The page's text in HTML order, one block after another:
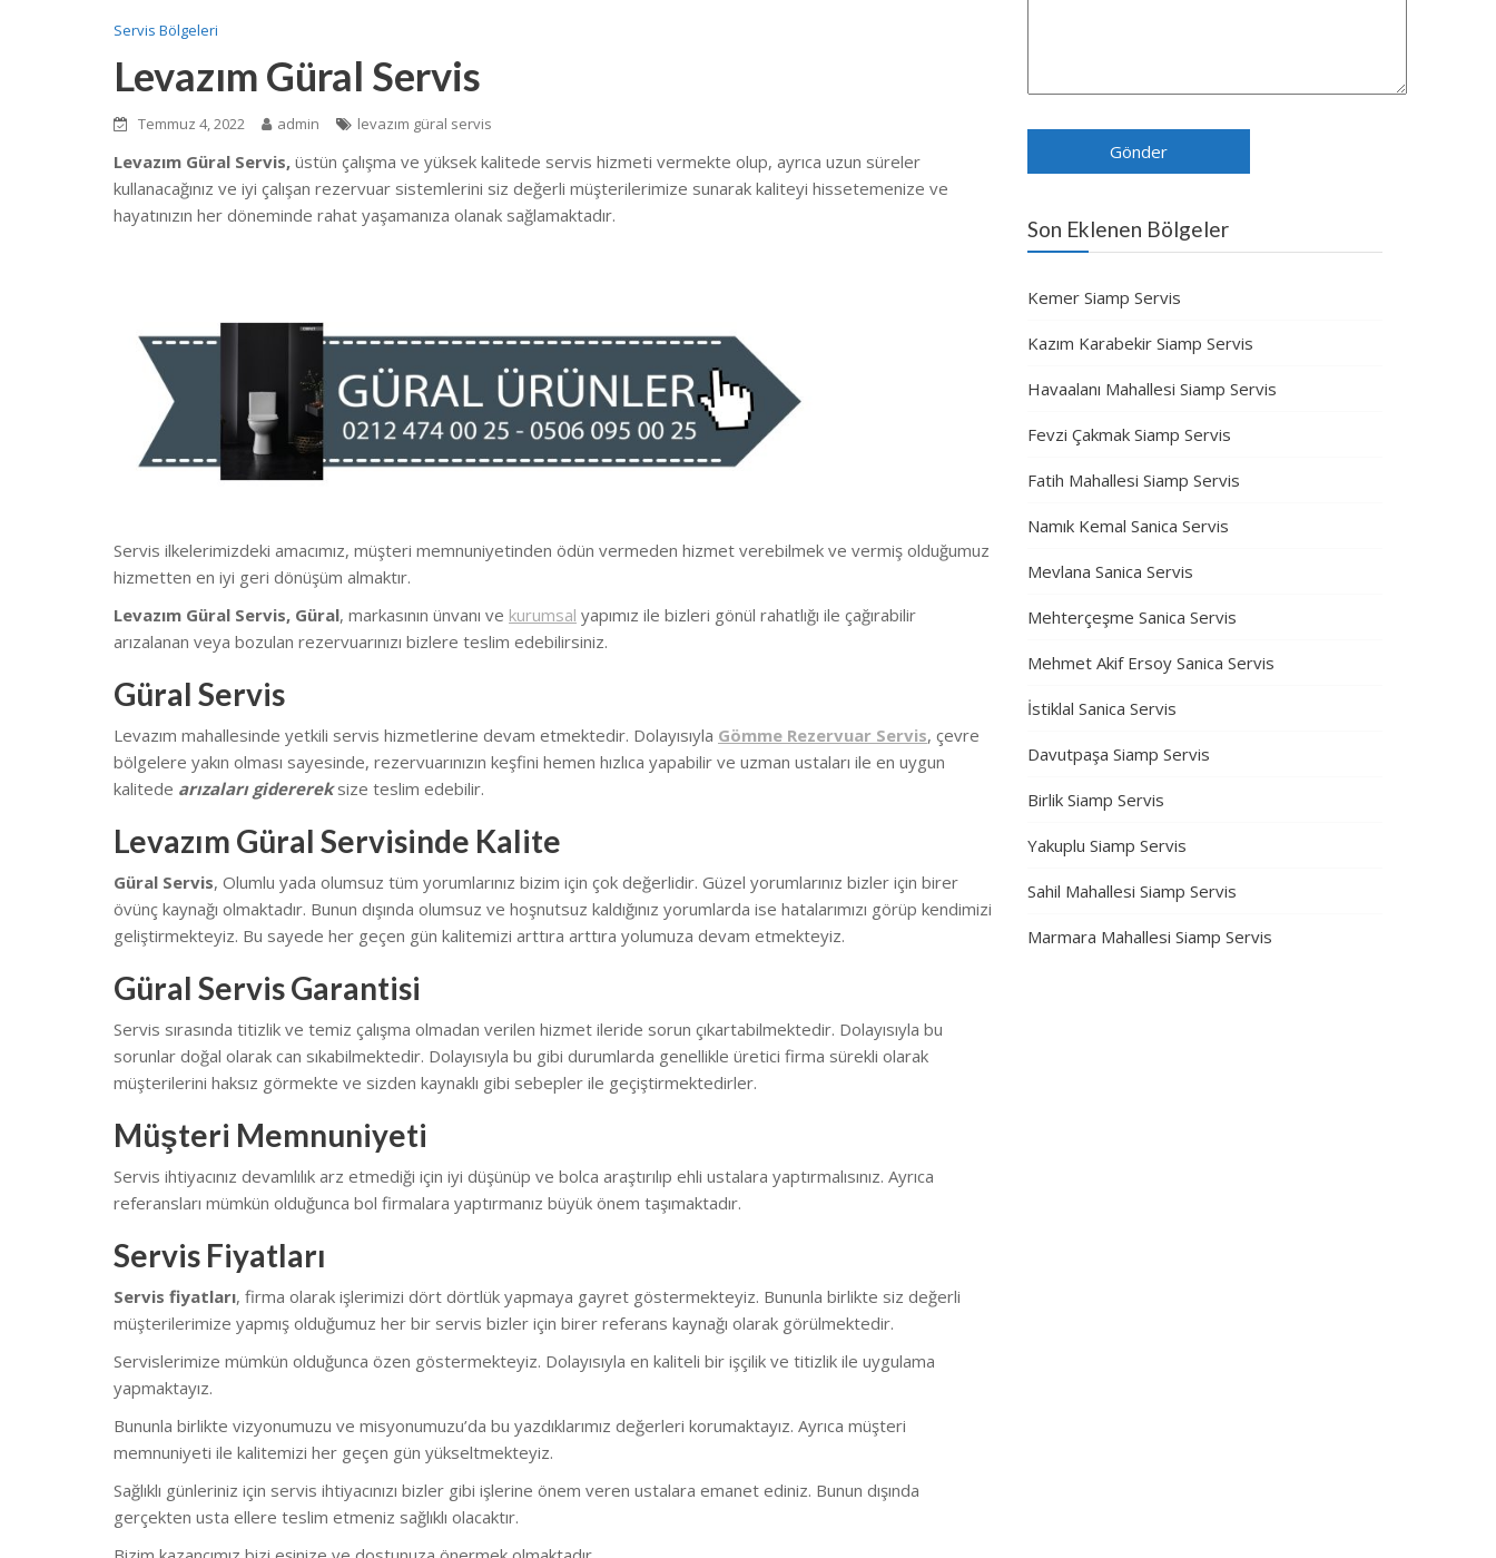
Servis Bölgeleri
Levazım Güral Servis
Temmuz 4, 2022 admin levazım güral servis
Levazım Güral Servis, üstün çalışma ve yüksek kalitede servis hizmeti vermekte olup, ayrıca uzun süreler
kullanacağınız ve iyi çalışan rezervuar sistemlerini siz değerli müşterilerimize sunarak kaliteyi hissetemenize ve
hayatınızın her döneminde rahat yaşamanıza olanak sağlamaktadır.
Servis ilkelerimizdeki amacımız, müşteri memnuniyetinden ödün vermeden hizmet verebilmek ve vermiş olduğumuz
hizmetten en iyi geri dönüşüm almaktır.
Levazım Güral Servis, Güral, markasının ünvanı ve kurumsal yapımız ile bizleri gönül rahatlığı ile çağırabilir
arızalanan veya bozulan rezervuarınızı bizlere teslim edebilirsiniz.
Güral Servis
Levazım mahallesinde yetkili servis hizmetlerine devam etmektedir. Dolayısıyla Gömme Rezervuar Servis, çevre
bölgelere yakın olması sayesinde, rezervuarınızın keşfini hemen hızlıca yapabilir ve uzman ustaları ile en uygun
kalitede arızaları giderereksize teslim edebilir.
Levazım Güral Servisinde Kalite
Güral Servis, Olumlu yada olumsuz tüm yorumlarınız bizim için çok değerlidir. Güzel yorumlarınız bizler için birer
övünç kaynağı olmaktadır. Bunun dışında olumsuz ve hoşnutsuz kaldığınız yorumlarda ise hatalarımızı görüp kendimizi
geliştirmekteyiz. Bu sayede her geçen gün kalitemizi arttıra arttıra yolumuza devam etmekteyiz.
Güral Servis Garantisi
Servis sırasında titizlik ve temiz çalışma olmadan verilen hizmet ileride sorun çıkartabilmektedir. Dolayısıyla bu
sorunlar doğal olarak can sıkabilmektedir. Dolayısıyla bu gibi durumlarda genellikle üretici firma sürekli olarak
müşterilerini haksız görmekte ve sizden kaynaklı gibi sebepler ile geçiştirmektedirler.
Müşteri Memnuniyeti
Servis ihtiyacınız devamlılık arz etmediği için iyi düşünüp ve bolca araştırılıp ehli ustalara yaptırmalısınız. Ayrıca
referansları mümkün olduğunca bol firmalara yaptırmanız büyük önem taşımaktadır.
Servis Fiyatları
Servis fiyatları, firma olarak işlerimizi dört dörtlük yapmaya gayret göstermekteyiz. Bununla birlikte siz değerli
müşterilerimize yapmış olduğumuz her bir servis bizler için birer referans kaynağı olarak görülmektedir.
Servislerimize mümkün olduğunca özen göstermekteyiz. Dolayısıyla en kaliteli bir işçilik ve titizlik ile uygulama
yapmaktayız.
Bununla birlikte vizyonumuzu ve misyonumuzu’da bu yazdıklarımız değerleri korumaktayız. Ayrıca müşteri
memnuniyeti ile kalitemizi her geçen gün yükseltmekteyiz.
Sağlıklı günleriniz için servis ihtiyacınızı bizler gibi işlerine önem veren ustalara emanet ediniz. Bunun dışında
gerçekten usta ellere teslim etmeniz sağlıklı olacaktır.
Son Eklenen Bölgeler
Kemer Siamp Servis
Kazım Karabekir Siamp Servis
Havaalanı Mahallesi Siamp Servis
Fevzi Çakmak Siamp Servis
Fatih Mahallesi Siamp Servis
Namık Kemal Sanica Servis
Mevlana Sanica Servis
Mehterçeşme Sanica Servis
Mehmet Akif Ersoy Sanica Servis
İstiklal Sanica Servis
Davutpaşa Siamp Servis
Birlik Siamp Servis
Yakuplu Siamp Servis
Sahil Mahallesi Siamp Servis
Marmara Mahallesi Siamp Servis